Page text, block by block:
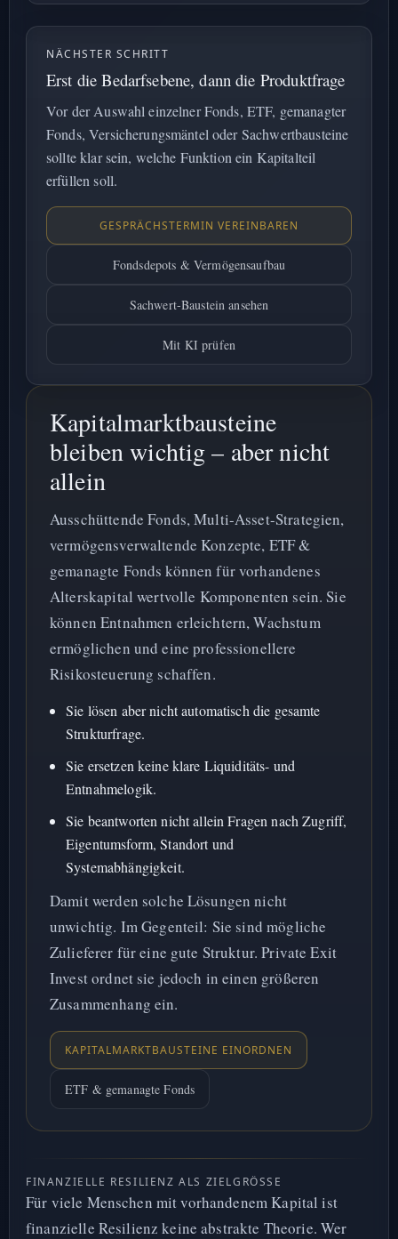
NÄCHSTER SCHRITT
Erst die Bedarfsebene, dann die Produktfrage
Vor der Auswahl einzelner Fonds, ETF, gemanagter
Fonds, Versicherungsmäntel oder Sachwertbausteine
sollte klar sein, welche Funktion ein Kapitalteil
erfüllen soll.
GESPRÄCHSTERMIN VEREINBAREN
Fondsdepots & Vermögensaufbau
Sachwert-Baustein ansehen
Mit KI prüfen
Kapitalmarktbausteine
bleiben wichtig – aber nicht
allein
Ausschüttende Fonds, Multi-Asset-Strategien,
vermögensverwaltende Konzepte, ETF &
gemanagte Fonds können für vorhandenes
Alterskapital wertvolle Komponenten sein. Sie
können Entnahmen erleichtern, Wachstum
ermöglichen und eine professionellere
Risikosteuerung schaffen.
Sie lösen aber nicht automatisch die gesamte
Strukturfrage.
Sie ersetzen keine klare Liquiditäts- und
Entnahmelogik.
Sie beantworten nicht allein Fragen nach Zugriff,
Eigentumsform, Standort und
Systemabhängigkeit.
Damit werden solche Lösungen nicht
unwichtig. Im Gegenteil: Sie sind mögliche
Zulieferer für eine gute Struktur. Private Exit
Invest ordnet sie jedoch in einen größeren
Zusammenhang ein.
KAPITALMARKTBAUSTEINE EINORDNEN
ETF & gemanagte Fonds
FINANZIELLE RESILIENZ ALS ZIELGRÖSSE
Für viele Menschen mit vorhandenem Kapital ist
finanzielle Resilienz keine abstrakte Theorie. Wer